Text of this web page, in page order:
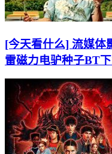
[今天看什么] 流媒体
雷磁力电驴种子BT